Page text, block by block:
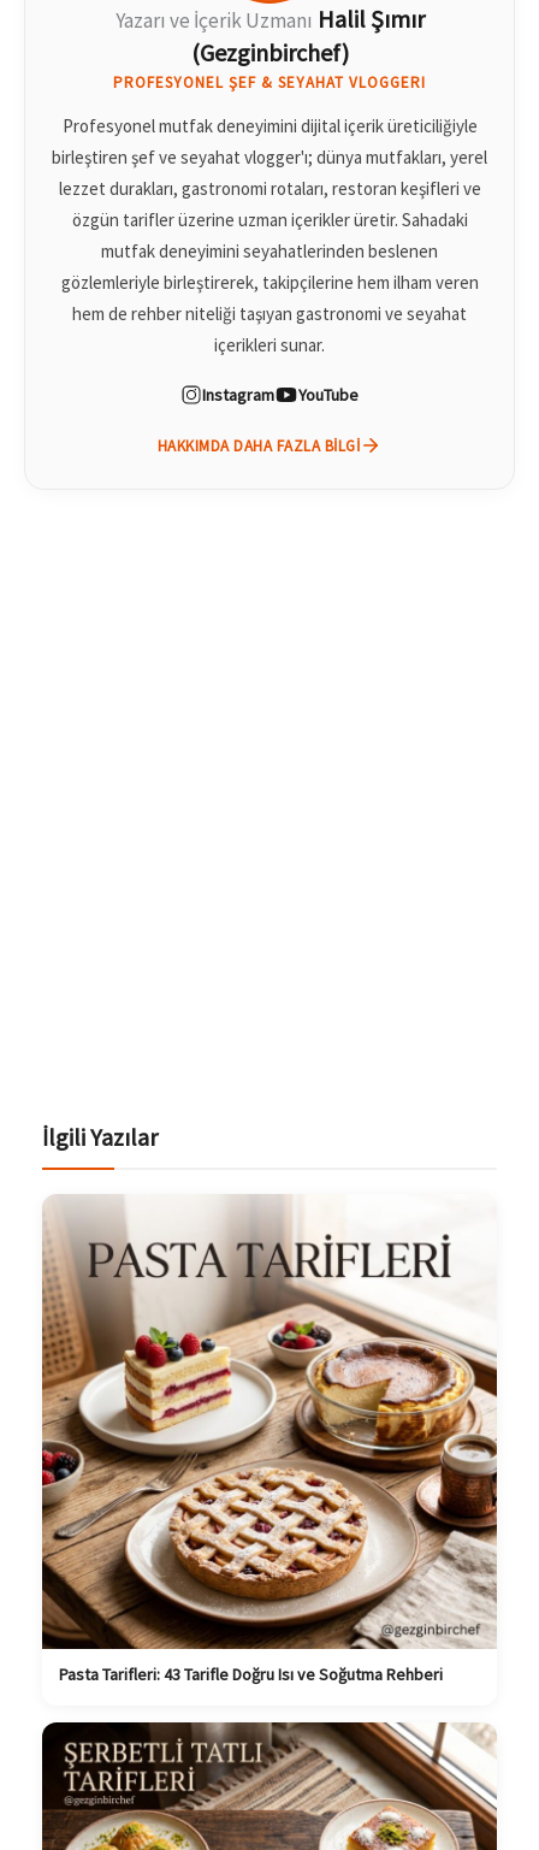
Yazarı ve İçerik Uzmanı Halil Şımır
(Gezginbirchef)
PROFESYONEL ŞEF & SEYAHAT VLOGGERI
Profesyonel mutfak deneyimini dijital içerik üreticiliğiyle
birleştiren şef ve seyahat vlogger'ı; dünya mutfakları, yerel
lezzet durakları, gastronomi rotaları, restoran keşifleri ve
özgün tarifler üzerine uzman içerikler üretir. Sahadaki
mutfak deneyimini seyahatlerinden beslenen
gözlemleriyle birleştirerek, takipçilerine hem ilham veren
hem de rehber niteliği taşıyan gastronomi ve seyahat
içerikleri sunar.
Instagram YouTube
HAKKIMDA DAHA FAZLA BILGI
İlgili Yazılar
Pasta Tarifleri: 43 Tarifle Doğru Isı ve Soğutma Rehberi